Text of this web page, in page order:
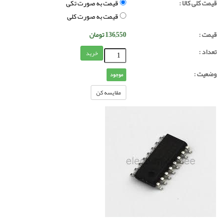
قیمت کلی کالا :
قیمت به صورت تکی
قیمت به صورت کلی
قیمت :
136,550تومان
تعداد :
خرید
وضعیت : موجود
مقایسه کن